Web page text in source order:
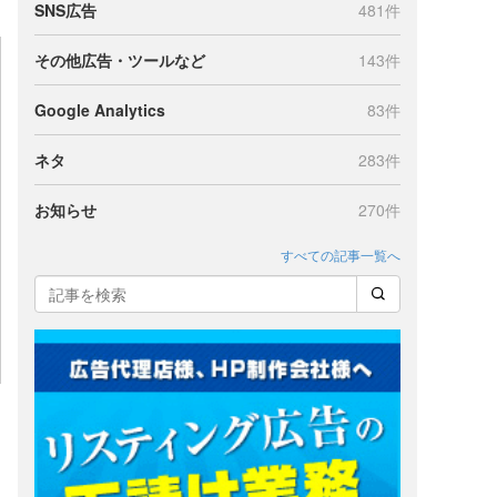
SNS広告 481件
その他広告・ツールなど 143件
Google Analytics 83件
ネタ 283件
お知らせ 270件
すべての記事一覧へ